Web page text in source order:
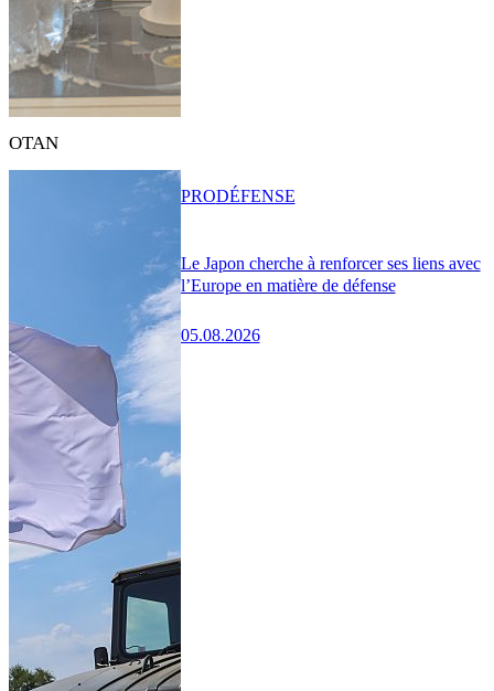
OTAN
Le Japon cherche à renforcer ses liens avec
l’Europe en matière de défense
05.08.2026
PRODÉFENSE